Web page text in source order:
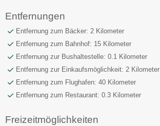
Entfernungen
Entfernung zum Bäcker: 2 Kilometer
Entfernung zum Bahnhof: 15 Kilometer
Entfernung zur Bushaltestelle: 0.1 Kilometer
Entfernung zur Einkaufsmöglichkeit: 2 Kilometer
Entfernung zum Flughafen: 40 Kilometer
Entfernung zum Restaurant: 0.3 Kilometer
Freizeitmöglichkeiten